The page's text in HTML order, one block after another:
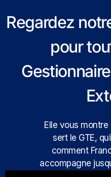
Regardez
pour
Elle vous
sert le GTE,
comment
accompagne